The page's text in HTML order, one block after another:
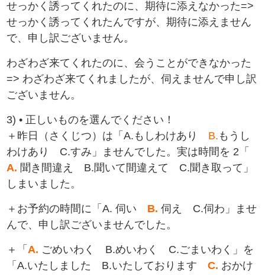
せっかく誘ってくれたのに、期待に添えなかった=>
せっかく誘ってくれたんですが、期待に添えません
で、申し訳ございません。
わざわざ来てくれたのに、会うことができなかった
=> わざわざ来てくれましたが、伺えませんで申し訳
ございません。
3) • 正しいものを選んでください！
＋昨日（さくじつ）は「A.もしわけあり B.‍ もうし
わけあり C.すみ」ませんでした。実は時間を 2「
A. ‍聞き間違え B.聞いて間違えて C.聞き取って」
しまいました。
＋お予約の時間に「A. 伺い B. ‍伺え C.伺わ」ませ
んで、申し訳ございませんでした。
＋「A. ‍ごめいわく B.めいわく C.ごまいわく」を
「A.いたしました B.いたしておりますC. ‍ おかけ